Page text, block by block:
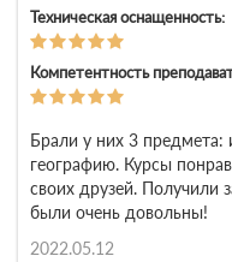
Техническая оснащенность:
Компетентность
Брали у них 3 предмета:
географию. Курсы
своих друзей. Получили
были очень довольны!
2022.05.12